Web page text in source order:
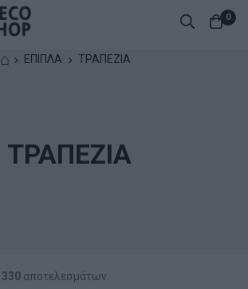
0
⌂ ΕΠΙΠΛΑ ΤΡΑΠΕΖΙΑ
ΤΡΑΠΕΖΙΑ
330 αποτελεσμάτων